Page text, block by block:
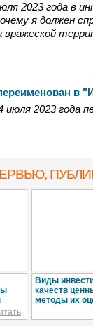
2023 года в
я должен
вражеской
в
июля 2023 года
,
Виды
качеств
методы их